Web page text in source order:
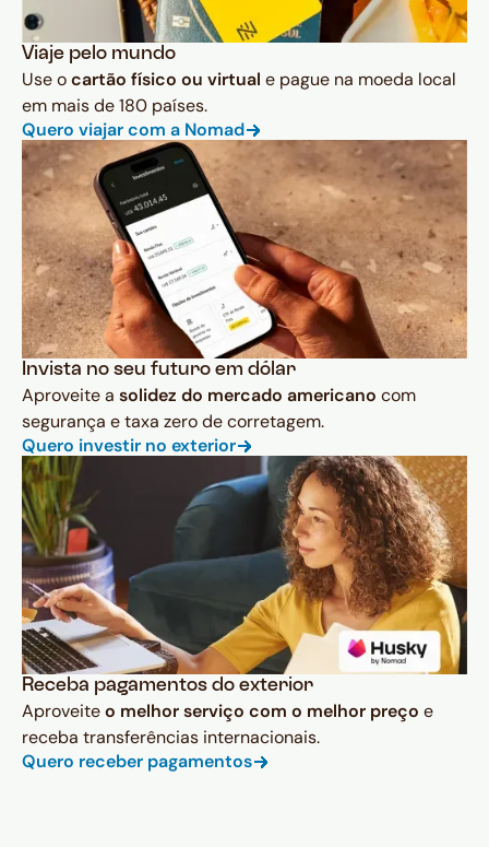
Viaje pelo mundo
Use ocartão físico ou virtual e pague na moeda local
em mais de 180 países.
Quero viajar com a Nomad
Invista no seu futuro em dólar
Aproveite a solidez do mercado americano com
segurança e taxa zero de corretagem.
Quero investir no exterior
Receba pagamentos do exterior
Aproveiteo melhor serviço com o melhor preço e
receba transferências internacionais.
Quero receber pagamentos